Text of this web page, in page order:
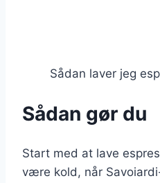
Sådan laver jeg
Sådan gør du
Start med at lave
være kold, når